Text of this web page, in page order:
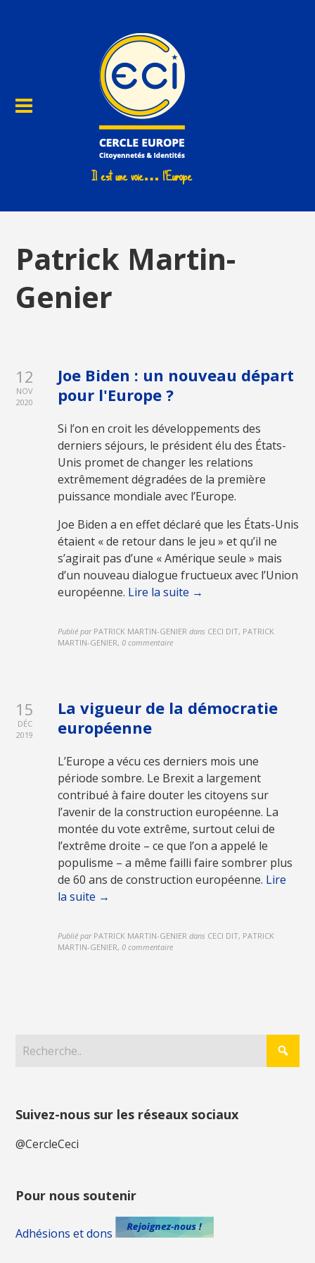
Patrick Martin-
Genier
12
NOV
2020
Joe Biden : un nouveau départ
pour l'Europe ?
Si l’on en croit les développements des
derniers séjours, le président élu des États-
Unis promet de changer les relations
extrêmement dégradées de la première
puissance mondiale avec l’Europe.
Joe Biden a en effet déclaré que les États-Unis
étaient « de retour dans le jeu » et qu’il ne
s’agirait pas d’une « Amérique seule » mais
d’un nouveau dialogue fructueux avec l’Union
européenne. Lire la suite →
Publié par PATRICK MARTIN-GENIER dans CECI DIT, PATRICK
MARTIN-GENIER,0 commentaire
15
DÉC
2019
La vigueur de la démocratie
européenne
L’Europe a vécu ces derniers mois une
période sombre. Le Brexit a largement
contribué à faire douter les citoyens sur
l’avenir de la construction européenne. La
montée du vote extrême, surtout celui de
l’extrême droite – ce que l’on a appelé le
populisme – a même failli faire sombrer plus
de 60 ans de construction européenne. Lire
la suite →
Publié par PATRICK MARTIN-GENIER dans CECI DIT, PATRICK
MARTIN-GENIER,0 commentaire
Suivez-nous sur les réseaux sociaux
@CercleCeci
Pour nous soutenir
Adhésions et dons